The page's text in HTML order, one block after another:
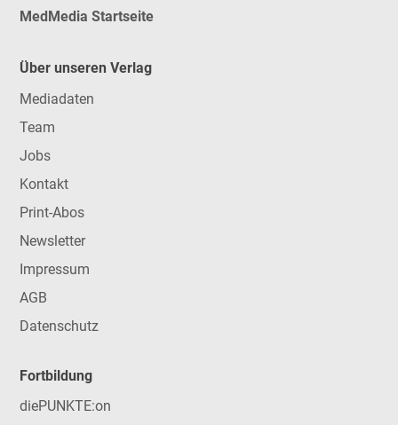
MedMedia Startseite
Über unseren Verlag
Mediadaten
Team
Jobs
Kontakt
Print-Abos
Newsletter
Impressum
AGB
Datenschutz
Fortbildung
diePUNKTE:on